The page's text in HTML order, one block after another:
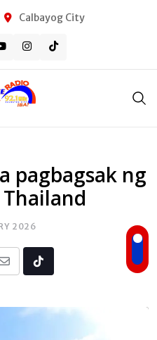
Calbayog City
pagbagsak ng
2026
Share
Email
Tiktok